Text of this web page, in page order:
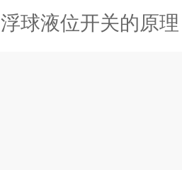
浮球液位开关的原理